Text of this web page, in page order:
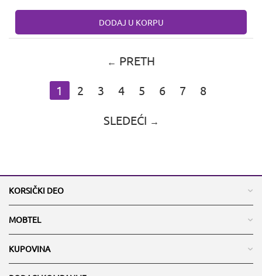
DODAJ U KORPU
PRETH
1 2 3 4 5 6 7 8
SLEDEĆI
KORSIČKI DEO
MOBTEL
KUPOVINA